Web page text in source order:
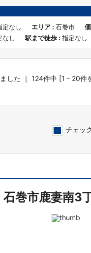
定なし エリア : 石巻市
なし
駅まで徒歩 : 指定なし
した ｜ 124件中 [1 - 20件
チェッ
石巻市鹿妻南3